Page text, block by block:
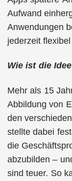
Aufwand
Anwendungen
jederzeit
Wie ist die
Mehr als 15
Abbildung von
den
stellte dabei
die
abzubilden –
sind teuer. So